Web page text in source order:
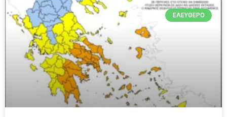
ΕΛΕΎΘΕΡΟ